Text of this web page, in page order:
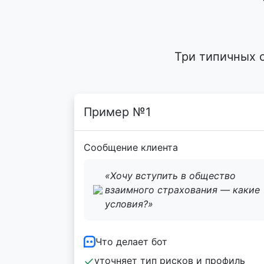
Три типичных
Пример №1
Сообщение клиента
«Хочу вступить в общество
взаимного страхования — какие
условия?»
Что делает бот
уточняет тип рисков и профиль